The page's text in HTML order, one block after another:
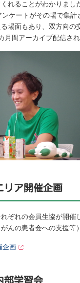
れることがわかりまし
ケートがその場で集
場面もあり、双方向の
月間アーカイブ配信さ
ア開催企画
ぞれの会員生協が開
んの患者会への支援等）
企画
学習会